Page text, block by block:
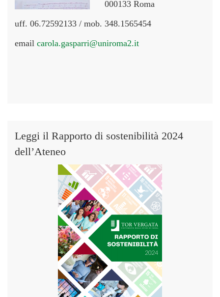
000133 Roma
uff. 06.72592133 / mob. 348.1565454
email carola.gasparri@uniroma2.it
Leggi il Rapporto di sostenibilità 2024
dell’Ateneo